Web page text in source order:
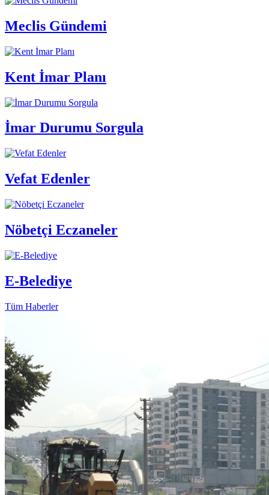
Meclis Gündemi
Kent İmar Planı
İmar Durumu Sorgula
Vefat Edenler
Nöbetçi Eczaneler
E-Belediye
Tüm Haberler